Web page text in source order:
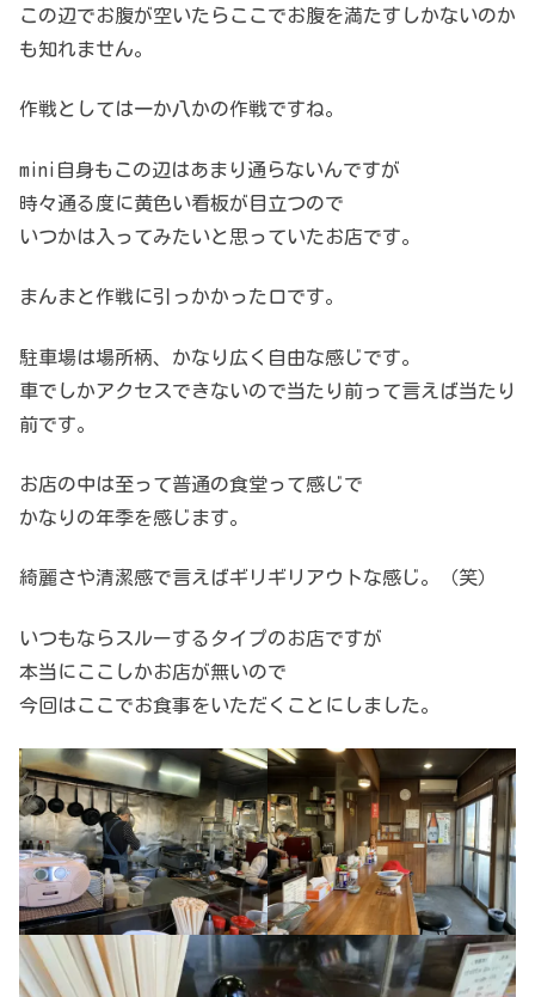
この辺でお腹が空いたらここでお腹を満たすしかないのか
も知れません。
作戦としては一か八かの作戦ですね。
mini自身もこの辺はあまり通らないんですが
時々通る度に黄色い看板が目立つので
いつかは入ってみたいと思っていたお店です。
まんまと作戦に引っかかった口です。
駐車場は場所柄、かなり広く自由な感じです。
車でしかアクセスできないので当たり前って言えば当たり
前です。
お店の中は至って普通の食堂って感じで
かなりの年季を感じます。
綺麗さや清潔感で言えばギリギリアウトな感じ。（笑）
いつもならスルーするタイプのお店ですが
本当にここしかお店が無いので
今回はここでお食事をいただくことにしました。